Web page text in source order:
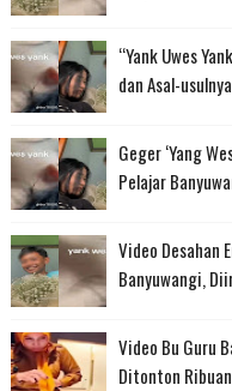
“Yank Uwes
dan Asal-
Geger ‘Yang
Pelajar
Video Desahan
Banyuwangi,
Video Bu Guru
Ditonton